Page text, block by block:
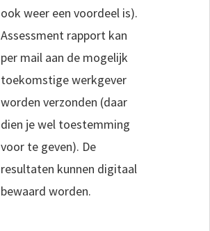
ook weer een voordeel is).
Assessment rapport kan
per mail aan de mogelijk
toekomstige werkgever
worden verzonden (daar
dien je wel toestemming
voor te geven). De
resultaten kunnen digitaal
bewaard worden.